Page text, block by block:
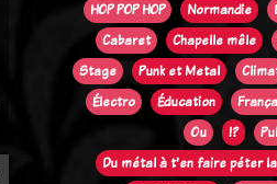
HOP POP HOP
Normandie
Cabaret
Chapelle mêle
Stage
Punk et Metal
Électro
Éducation
Ou
!?
Du métal à t'en faire péter